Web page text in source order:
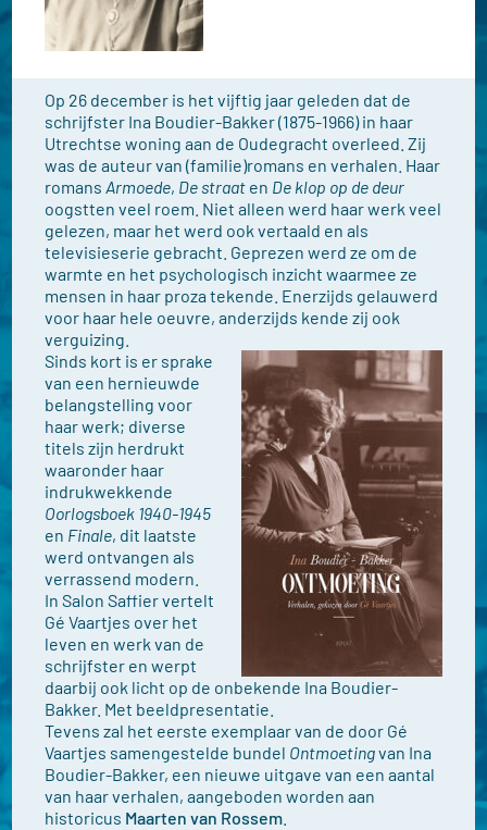
Op 26 december is het vijftig jaar geleden dat de
schrijfster Ina Boudier-Bakker (1875-1966) in haar
Utrechtse woning aan de Oudegracht overleed. Zij
was de auteur van (familie)romans en verhalen. Haar
romansArmoede, De straat en De klop op de deur
oogstten veel roem. Niet alleen werd haar werk veel
gelezen, maar het werd ook vertaald en als
televisieserie gebracht. Geprezen werd ze om de
warmte en het psychologisch inzicht waarmee ze
mensen in haar proza tekende. Enerzijds gelauwerd
voor haar hele oeuvre, anderzijds kende zij ook
verguizing.
Sinds kort is er sprake
van een hernieuwde
belangstelling voor
haar werk; diverse
titels zijn herdrukt
waaronder haar
indrukwekkende
Oorlogsboek 1940-1945
en Finale, dit laatste
werd ontvangen als
verrassend modern.
In Salon Saffier vertelt
Gé Vaartjes over het
leven en werk van de
schrijfster en werpt
daarbij ook licht op de onbekende Ina Boudier-
Bakker. Met beeldpresentatie.
Tevens zal het eerste exemplaar van de door Gé
Vaartjes samengestelde bundel Ontmoetingvan Ina
Boudier-Bakker, een nieuwe uitgave van een aantal
van haar verhalen, aangeboden worden aan
historicus Maarten van Rossem